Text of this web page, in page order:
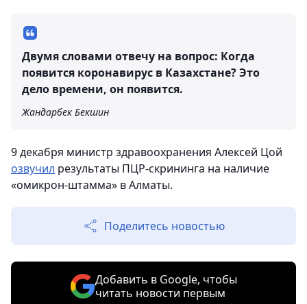
Двумя словами отвечу на вопрос: Когда
появится коронавирус в Казахстане? Это
дело времени, он появится.
Жандарбек Бекшин
9 декабря министр здравоохранения Алексей Цой
озвучил результаты ПЦР-скрининга на наличие
«омикрон-штамма» в Алматы.
Поделитесь новостью
Добавить в Google, чтобы
читать новости первым